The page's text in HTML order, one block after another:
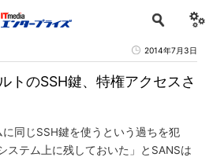
2014年7月3日
トのSSH鍵、特権アクセスさ
に同じSSH鍵を使うという過ちを犯
ステム上に残しておいた」とSANSは